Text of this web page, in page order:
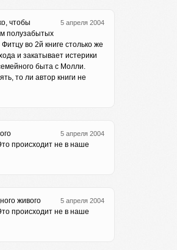
5 апреля 2004
чтобы
полузабытых
во 2й книге столько же
и закатывает истерики
быта с Молли.
то ли автор книги не
5 апреля 2004
происходит не в наше
5 апреля 2004
живого
происходит не в наше